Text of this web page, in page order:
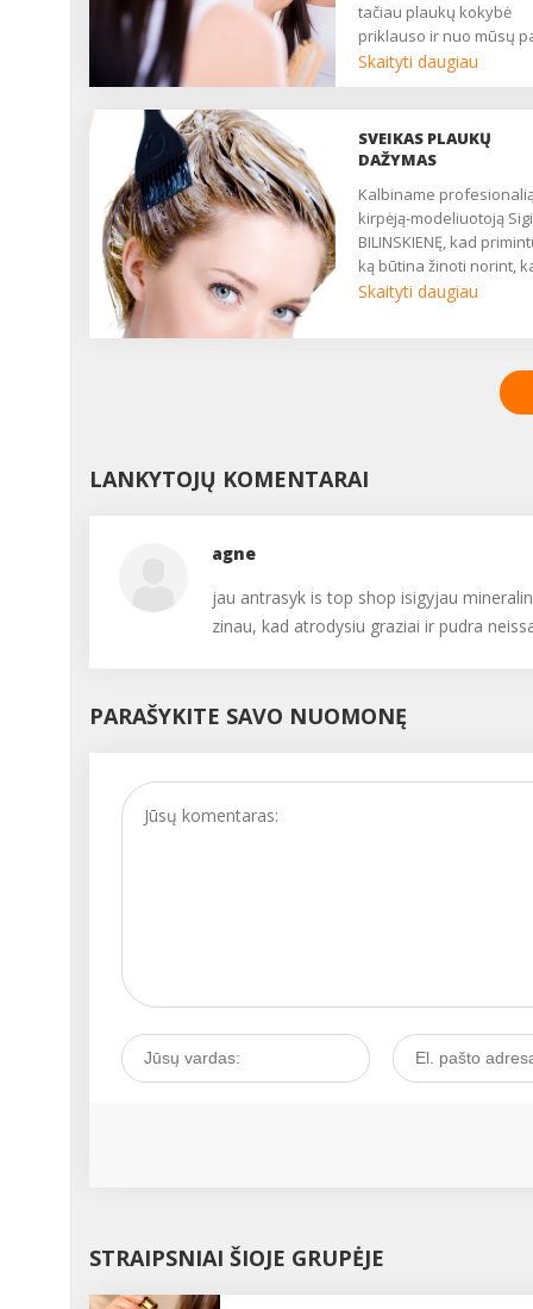
tačiau plaukų kokybė
priklauso ir nuo mūsų
požiūrio į juos....
Skaityti daugiau
SVEIKAS PLAUKŲ
DAŽYMAS
Kalbiname profesionalią
kirpėją-modeliuotoją
BILINSKIENĘ, kad
ką būtina žinoti norint,
plaukų dažymas būtų
Skaityti daugiau
LANKYTOJŲ KOMENTARAI
agne
jau antrasyk is top shop isigyjau
zinau, kad atrodysiu graziai ir pudra
PARAŠYKITE SAVO NUOMONĘ
STRAIPSNIAI ŠIOJE GRUPĖJE